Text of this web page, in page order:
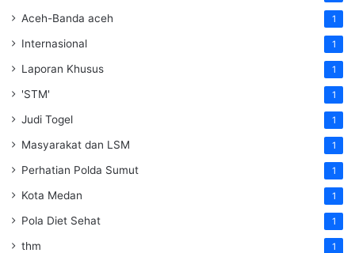
Aceh-Banda aceh 1
Internasional 1
Laporan Khusus 1
'STM' 1
Judi Togel 1
Masyarakat dan LSM 1
Perhatian Polda Sumut 1
Kota Medan 1
Pola Diet Sehat 1
thm 1